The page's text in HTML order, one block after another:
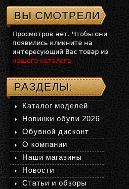
ВЫ СМОТРЕЛИ
Просмотров нет. Чтобы они
появились кликните на
интересующий Вас товар из
нашего каталога
РАЗДЕЛЫ:
Каталог моделей
Новинки обуви 2026
Обувной дисконт
О компании
Наши магазины
Новости
Статьи и обзоры